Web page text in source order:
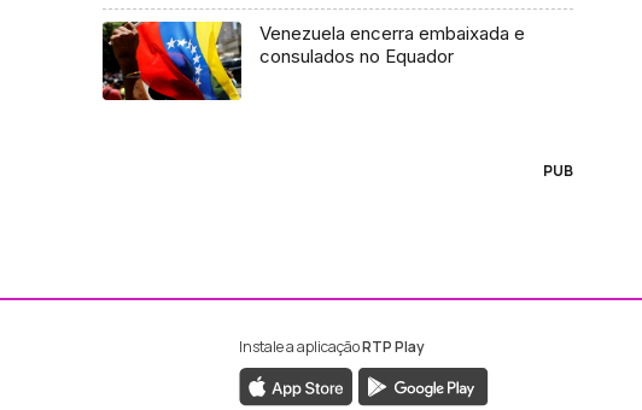
Venezuela encerra embaixada e
consulados no Equador
PUB
Facebook da RTP Madeira
ao Instagram da RTP Madeira
Instale a aplicaçãoRTP Play